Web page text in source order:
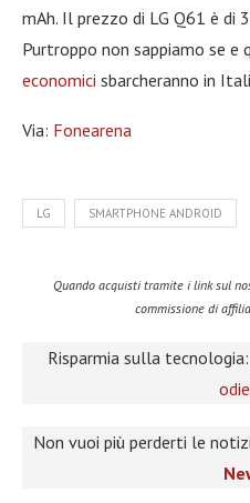
mAh. Il prezzo di LG Q61 è di
Purtroppo non sappiamo se e
economici sbarcheranno in
Via: Fonearena
LG SMARTPHONE ANDROID
Quando acquisti tramite i link sul
commissione di
Risparmia sulla
Non vuoi più perderti le